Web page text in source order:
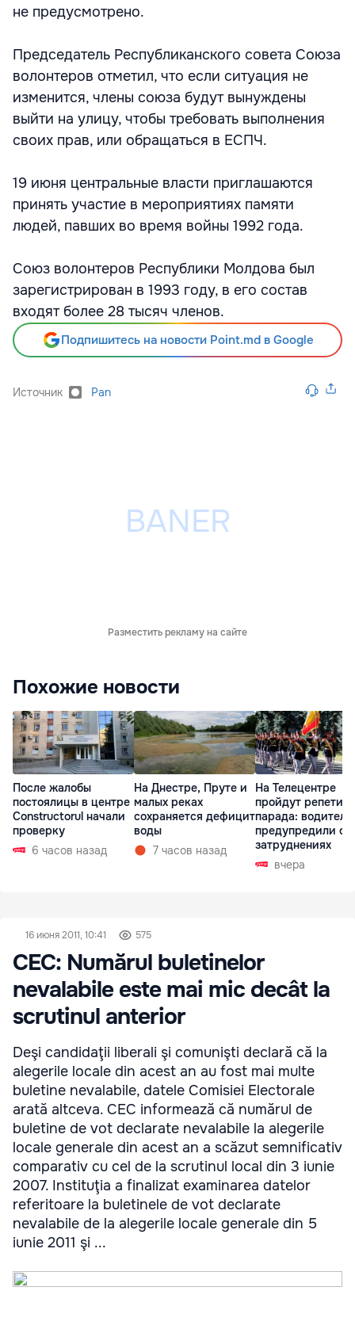
не предусмотрено.
Председатель Республиканского совета Союза
волонтеров отметил, что если ситуация не
изменится, члены союза будут вынуждены
выйти на улицу, чтобы требовать выполнения
своих прав, или обращаться в ЕСПЧ.
19 июня центральные власти приглашаются
принять участие в мероприятиях памяти
людей, павших во время войны 1992 года.
Союз волонтеров Республики Молдова был
зарегистрирован в 1993 году, в его состав
входят более 28 тысяч членов.
Подпишитесь на новости Point.md в Google
Источник Pan
Разместить рекламу на сайте
Похожие новости
После жалобы
постоялицы в центре
Constructorul начали
проверку
6 часов назад
На Днестре, Пруте и
малых реках
сохраняется дефицит
воды
7 часов назад
На Телецентре
пройдут
парада:
предупредили о
затруднениях
вчера
16 июня 2011, 10:41 575
CEC: Numărul buletinelor
nevalabile este mai mic decât la
scrutinul anterior
Deşi candidaţii liberali şi comunişti declară că la
alegerile locale din acest an au fost mai multe
buletine nevalabile, datele Comisiei Electorale
arată altceva. CEC informează că numărul de
buletine de vot declarate nevalabile la alegerile
locale generale din acest an a scăzut semnificativ
comparativ cu cel de la scrutinul local din 3 iunie
2007. Instituţia a finalizat examinarea datelor
referitoare la buletinele de vot declarate
nevalabile de la alegerile locale generale din 5
iunie 2011 şi ...